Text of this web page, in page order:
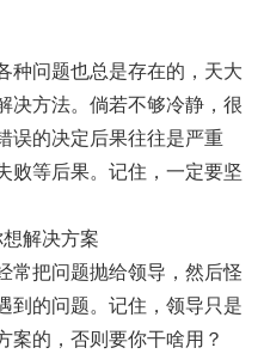
种问题也总是存在的，天大
决方法。倘若不够冷静，很
误的决定后果往往是严重
败等后果。记住，一定要坚
解决方案
常把问题抛给领导，然后怪
到的问题。记住，领导只是
案的，否则要你干啥用？